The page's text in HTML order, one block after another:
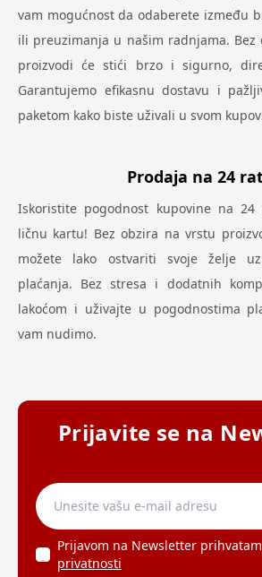
vam mogućnost da odaberete između
ili preuzimanja u našim radnjama. Bez
proizvodi će stići brzo i sigurno,
Garantujemo efikasnu dostavu i
paketom kako biste uživali u svom
Prodaja na 24
Iskoristite pogodnost kupovine na
ličnu kartu! Bez obzira na vrstu
možete lako ostvariti svoje želje
plaćanja. Bez stresa i dodatnih
lakoćom i uživajte u pogodnostima
vam nudimo.
Prijavite se na
Prijavom na Newsletter prihvatam
privatnosti